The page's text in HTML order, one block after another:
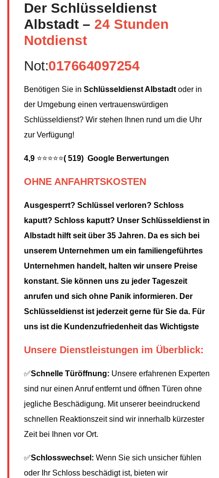
Der Schlüsseldienst
Albstadt – 24 Stunden
Notdienst
Not:017664097254
Benötigen Sie in Schlüsseldienst Albstadt oder in
der Umgebung einen vertrauenswürdigen
Schlüsseldienst? Wir stehen Ihnen rund um die Uhr
zur Verfügung!
4,9 ⭐⭐⭐⭐⭐( 519) Google Berwertungen
OHNE ANFAHRTSKOSTEN
Ausgesperrt? Schlüssel verloren? Schloss
kaputt? Schloss kaputt? Unser Schlüsseldienst in
Albstadt hilft seit über 35 Jahren. Da es sich bei
unserem Unternehmen um ein familiengeführtes
Unternehmen handelt, halten wir unsere Preise
konstant. Sie können uns zu jeder Tageszeit
anrufen und sich ohne Panik informieren. Der
Schlüsseldienst ist jederzeit gerne für Sie da. Für
uns ist die Kundenzufriedenheit das Wichtigste
Unsere Dienstleistungen im Überblick:
✅Schnelle Türöffnung: Unsere erfahrenen Experten
sind nur einen Anruf entfernt und öffnen Türen ohne
jegliche Beschädigung. Mit unserer beeindruckend
schnellen Reaktionszeit sind wir innerhalb kürzester
Zeit bei Ihnen vor Ort.
✅Schlosswechsel: Wenn Sie sich unsicher fühlen
oder Ihr Schloss beschädigt ist, bieten wir